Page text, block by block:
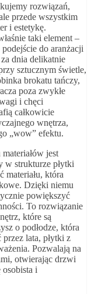
rozwiązań,
przede wszystkim
i estetykę.
taki element –
do aranżacji
dnia delikatnie
sztucznym świetle,
brokatu tańczy,
poza zwykłe
i chęci
całkowicie
wnętrza,
„wow” efektu.
jest
w strukturze płytki
materiału, która
Dzięki niemu
powiększyć
To rozwiązanie
które są
o podłodze, która
lata, płytki z
Pozwalają na
otwierając drzwi
i